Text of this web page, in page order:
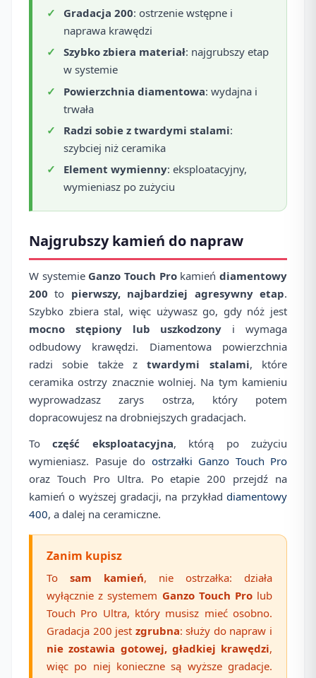
Gradacja 200: ostrzenie wstępne i
naprawa krawędzi
Szybko zbiera materiał: najgrubszy etap
w systemie
Powierzchnia diamentowa: wydajna i
trwała
Radzi sobie z twardymi stalami:
szybciej niż ceramika
Element wymienny: eksploatacyjny,
wymieniasz po zużyciu
Najgrubszy kamień do napraw
W systemie Ganzo Touch Prokamieńdiamentowy
200 to pierwszy, najbardziej agresywny etap.
Szybko zbiera stal, więc używasz go, gdy nóż jest
mocno stępiony lub uszkodzony i wymaga
odbudowy krawędzi. Diamentowa powierzchnia
radzi sobie także ztwardymi stalami, które
ceramika ostrzy znacznie wolniej. Na tym kamieniu
wyprowadzasz zarys ostrza, który potem
dopracowujesz na drobniejszych gradacjach.
Toczęść eksploatacyjna, którą po zużyciu
wymieniasz. Pasuje do ostrzałki Ganzo Touch Pro
oraz Touch Pro Ultra. Po etapie 200 przejdź na
kamień o wyższej gradacji, na przykład diamentowy
400, a dalej na ceramiczne.
Zanim kupisz
To sam kamień, nie ostrzałka: działa
wyłącznie z systemem Ganzo Touch Prolub
Touch Pro Ultra, który musisz mieć osobno.
Gradacja 200 jest zgrubna: służy do napraw i
nie zostawia gotowej, gładkiej krawędzi,
więc po niej konieczne są wyższe gradacje.